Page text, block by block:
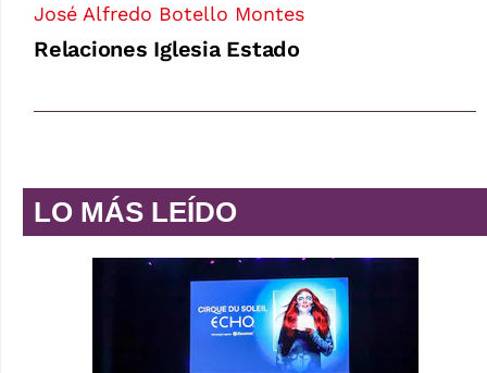
José Alfredo Botello Montes
Relaciones Iglesia Estado
LO MÁS LEÍDO